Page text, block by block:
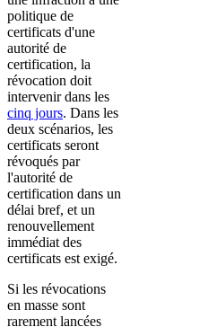
politique de
certificats d'une
autorité de
certification, la
révocation doit
intervenir dans les
cinq jours. Dans les
deux scénarios, les
certificats seront
révoqués par
l'autorité de
certification dans un
délai bref, et un
renouvellement
immédiat des
certificats est exigé.
Si les révocations
en masse sont
rarement lancées